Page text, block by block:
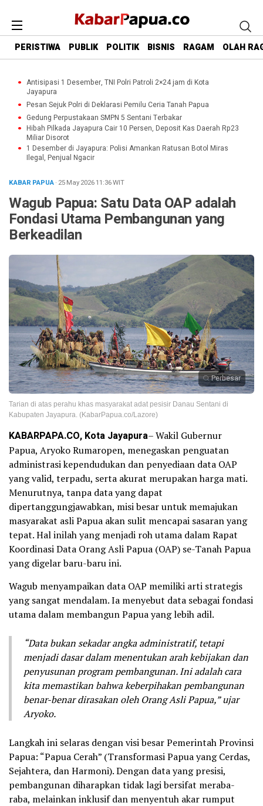
PERISTIWA PUBLIK POLITIK BISNIS RAGAM OLAH
Antisipasi 1 Desember, TNI Polri Patroli 2×24 jam di Kota
Jayapura
Pesan Sejuk Polri di Deklarasi Pemilu Ceria Tanah Papua
Gedung Perpustakaan SMPN 5 Sentani Terbakar
Hibah Pilkada Jayapura Cair 10 Persen, Deposit Kas Daerah Rp23
Miliar Disorot
1 Desember di Jayapura: Polisi Amankan Ratusan Botol Miras
Ilegal, Penjual Ngacir
KABAR PAPUA· 25 May 202611:36WIT
Wagub Papua: Satu Data OAP adalah
Fondasi Utama Pembangunan yang
Berkeadilan
Perbesar
Tarian di atas perahu khas masyarakat adat pesisir Danau Sentani di
Kabupaten Jayapura. (KabarPapua.co/Lazore)
KABARPAPA.CO, Kota Jayapura– Wakil Gubernur
Papua, Aryoko Rumaropen, menegaskan penguatan
administrasi kependudukan dan penyediaan data OAP
yang valid, terpadu, serta akurat merupakan harga mati.
Menurutnya, tanpa data yang dapat
dipertanggungjawabkan, misi besar untuk memajukan
masyarakat asli Papua akan sulit mencapai sasaran yang
tepat. Hal inilah yang menjadi roh utama dalam Rapat
Koordinasi Data Orang Asli Papua (OAP) se-Tanah Papua
yang digelar baru-baru ini.
Wagub menyampaikan data OAP memiliki arti strategis
yang sangat mendalam. Ia menyebut data sebagai fondasi
utama dalam membangun Papua yang lebih adil.
“Data bukan sekadar angka administratif, tetapi
menjadi dasar dalam menentukan arah kebijakan dan
penyusunan program pembangunan. Ini adalah cara
kita memastikan bahwa keberpihakan pembangunan
benar-benar dirasakan oleh Orang Asli Papua,” ujar
Aryoko.
Langkah ini selaras dengan visi besar Pemerintah Provinsi
Papua: “Papua Cerah” (Transformasi Papua yang Cerdas,
Sejahtera, dan Harmoni). Dengan data yang presisi,
pembangunan diharapkan tidak lagi bersifat meraba-
raba, melainkan inklusif dan menyentuh akar rumput